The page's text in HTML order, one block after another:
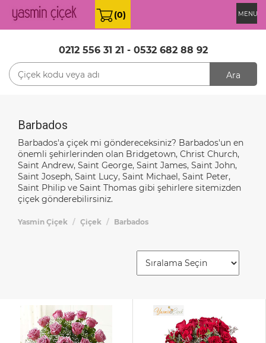
MENU
(0)
0212 556 31 21 - 0532 682 88 92
Ara
Barbados
Barbados'a çiçek mi göndereceksiniz? Barbados'un en
önemli şehirlerinden olan Bridgetown, Christ Church,
Saint Andrew, Saint George, Saint James, Saint John,
Saint Joseph, Saint Lucy, Saint Michael, Saint Peter,
Saint Philip ve Saint Thomas gibi şehirlere sitemizden
çiçek gönderebilirsiniz.
Yasmin Çiçek Çiçek Barbados